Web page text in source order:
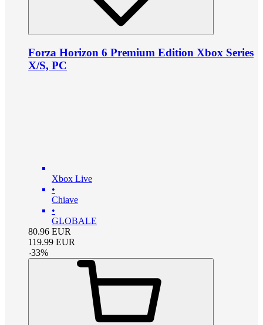
Forza Horizon 6 Premium Edition Xbox Series
X/S, PC
Xbox Live
•
Chiave
•
GLOBALE
80.96 EUR
119.99 EUR
-33%